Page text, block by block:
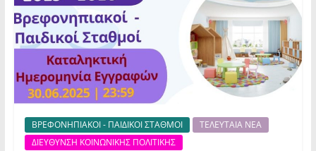
ΒΡΕΦΟΝΗΠΙΑΚΟΙ - ΠΑΙΔΙΚΟΙ ΣΤΑΘΜΟΙ
ΤΕΛΕΥΤΑΙΑ ΝΕΑ
ΔΙΕΥΘΥΝΣΗ ΚΟΙΝΩΝΙΚΗΣ ΠΟΛΙΤΙΚΗΣ